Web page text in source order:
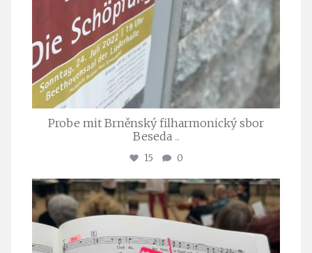
Probe mit Brněnský filharmonický sbor
Beseda ...
15 0
stuttgarter_oratorienchor
Juli 23